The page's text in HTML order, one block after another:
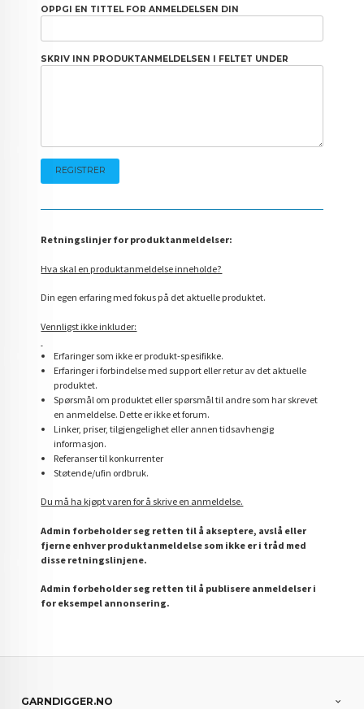
OPPGI EN TITTEL FOR ANMELDELSEN DIN
SKRIV INN PRODUKTANMELDELSEN I FELTET UNDER
Retningslinjer for produktanmeldelser:
Hva skal en produktanmeldelse inneholde?
Din egen erfaring med fokus på det aktuelle produktet.
Vennligst ikke inkluder:
Erfaringer som ikke er produkt-spesifikke.
Erfaringer i forbindelse med support eller retur av det aktuelle
produktet.
Spørsmål om produktet eller spørsmål til andre som har skrevet
en anmeldelse. Dette er ikke et forum.
Linker, priser, tilgjengelighet eller annen tidsavhengig
informasjon.
Referanser til konkurrenter
Støtende/ufin ordbruk.
Du må ha kjøpt varen for å skrive en anmeldelse.
Admin forbeholder seg retten til å akseptere, avslå eller
fjerne enhver produktanmeldelse som ikke er i tråd med
disse retningslinjene.
Admin forbeholder seg retten til å publisere anmeldelser i
for eksempel annonsering.
GARNDIGGER.NO